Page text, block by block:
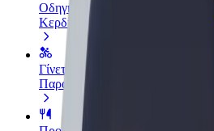
Οδηγήστε
Κερδίστε χρήματα με τους
Γίνετε courier
Παραδώστε φαγητό και